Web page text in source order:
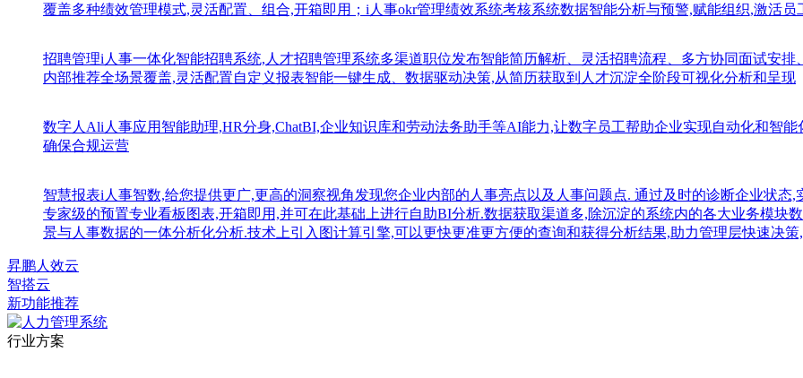
覆盖多种绩效管理模式,灵活配置、组合,开箱即用；i人事okr管理绩效系统考核系统数据智能分析与预警,赋能组织,激活
招聘管理i人事一体化智能招聘系统,人才招聘管理系统多渠道职位发布智能简历解析、灵活招聘流程、多方协同面试安
内部推荐全场景覆盖,灵活配置自定义报表智能一键生成、数据驱动决策,从简历获取到人才沉淀全阶段可视化分析和呈现
数字人Ali人事应用智能助理,HR分身,ChatBI,企业知识库和劳动法务助手等AI能力,让数字员工帮助企业实现自动化和智
确保合规运营
智慧报表i人事智数,给您提供更广,更高的洞察视角发现您企业内部的人事亮点以及人事问题点. 通过及时的诊断企业状
专家级的预置专业看板图表,开箱即用,并可在此基础上进行自助BI分析.数据获取渠道多,除沉淀的系统内的各大业务模块
景与人事数据的一体分析化分析.技术上引入图计算引擎,可以更快更准更方便的查询和获得分析结果,助力管理层快速决
昇鹏人效云
智搭云
新功能推荐
行业方案